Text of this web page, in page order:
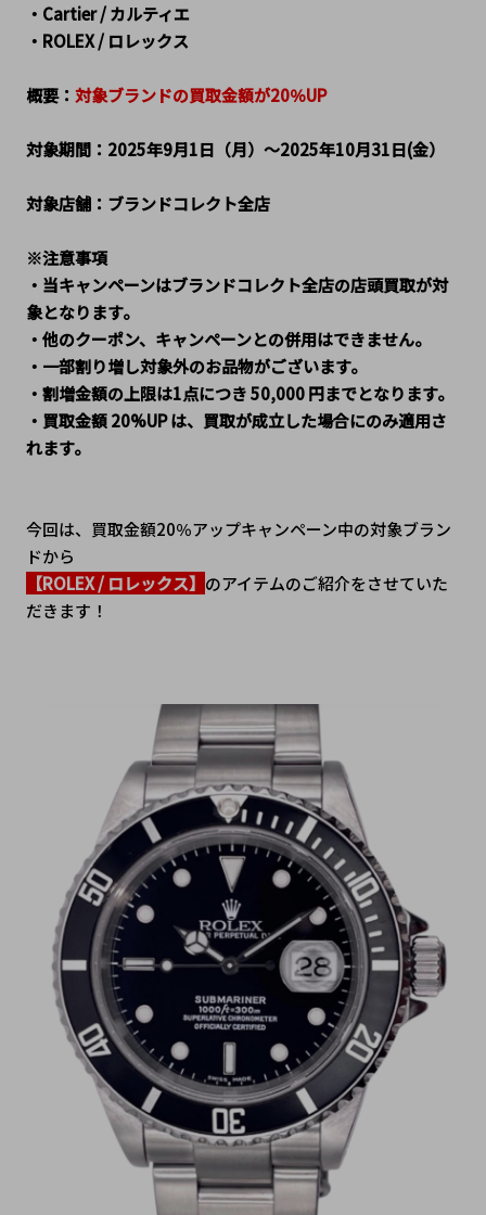
・Cartier / カルティエ
・ROLEX / ロレックス
概要： 対象ブランドの買取金額が20％UP
対象期間：2025年9月1日（月）～2025年10月31日(金）
対象店舗：ブランドコレクト全店
※注意事項
・当キャンペーンはブランドコレクト全店の店頭買取が対
象となります。
・他のクーポン、キャンペーンとの併用はできません。
・一部割り増し対象外のお品物がございます。
・割増金額の上限は1点につき 50,000 円までとなります。
・買取金額 20%UP は、買取が成立した場合にのみ適用さ
れます。
今回は、買取金額20％アップキャンペーン中の対象ブラン
ドから
【ROLEX / ロレックス】 のアイテムのご紹介をさせていた
だきます！